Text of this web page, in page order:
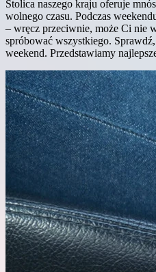
Stolica naszego kraju oferuje
wolnego czasu. Podczas
– wręcz przeciwnie, może Ci nie
spróbować wszystkiego.
weekend. Przedstawiamy